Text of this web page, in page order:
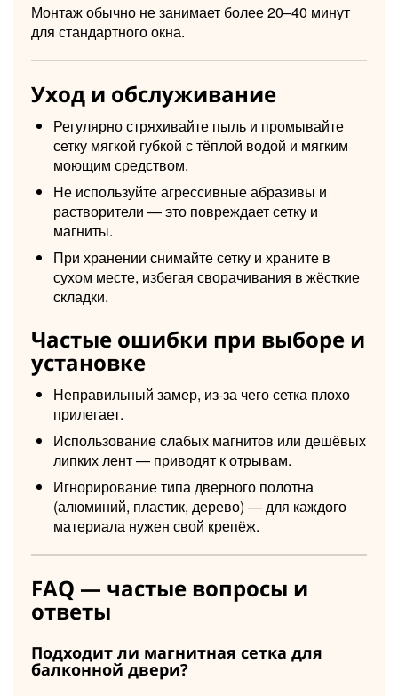
Монтаж обычно не занимает более 20–40 минут
для стандартного окна.
Уход и обслуживание
Регулярно стряхивайте пыль и промывайте
сетку мягкой губкой с тёплой водой и мягким
моющим средством.
Не используйте агрессивные абразивы и
растворители — это повреждает сетку и
магниты.
При хранении снимайте сетку и храните в
сухом месте, избегая сворачивания в жёсткие
складки.
Частые ошибки при выборе и
установке
Неправильный замер, из‑за чего сетка плохо
прилегает.
Использование слабых магнитов или дешёвых
липких лент — приводят к отрывам.
Игнорирование типа дверного полотна
(алюминий, пластик, дерево) — для каждого
материала нужен свой крепёж.
FAQ — частые вопросы и
ответы
Подходит ли магнитная сетка для
балконной двери?